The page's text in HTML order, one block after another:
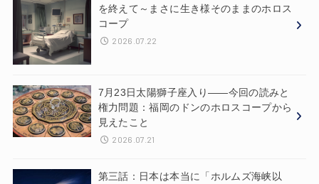
を終えて～まさに生き様そのままのホロス
コープ
2026.07.22
7月23日太陽獅子座入り——今回の読みと
権力問題：福岡のドンのホロスコープから
見えたこと
2026.07.21
第三話：日本は本当に「ホルムズ海峡以